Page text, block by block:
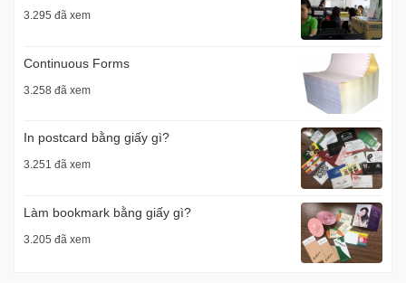
3.295 đã xem
Continuous Forms
3.258 đã xem
In postcard bằng giấy gì?
3.251 đã xem
Làm bookmark bằng giấy gì?
3.205 đã xem